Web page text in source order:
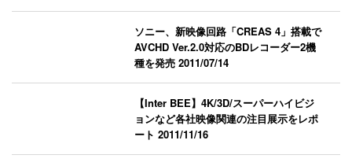
ソニー、新映像回路「CREAS 4」搭載で
AVCHD Ver.2.0対応のBDレコーダー2機
種を発売2011/07/14
【Inter BEE】4K/3D/スーパーハイビジ
ョンなど各社映像関連の注目展示をレポ
ート2011/11/16